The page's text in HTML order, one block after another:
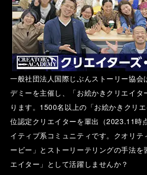
一般社団法人国際じぶんストーリー協会
デミーを主催し、「お絵かきクリエイタ
ります。1500名以上の「お絵かきクリ
位認定クリエイターを輩出（2023.11時
イティブ系コミュニティです。クオリテ
ービー」とストーリーテリングの手法を
エイター」として活躍しませんか？